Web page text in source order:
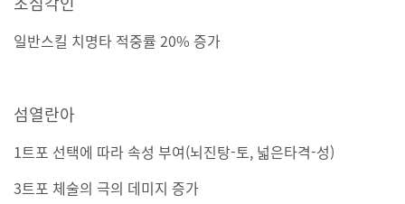
일반스킬 치명타 적중률 20% 증가
섬열란아
1트포 선택에 따라 속성 부여(뇌진탕-토, 넓은타격-성)
3트포 체술의 극의 데미지 증가